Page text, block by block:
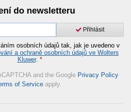
do newsletteru
Přihlásit
osobních údajů tak, jak je uvedeno v
a ochraně osobních údajů ve Wolters
Kluwer. *
and the Google Privacy Policy
of Service apply.